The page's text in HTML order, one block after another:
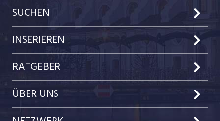
SUCHEN
Kanton Luzern
Kanton Zug
Kanton Nidwalden
Kanton Obwalden
INSERIEREN
Preise & Leistungen
Kundenlogin
Einzelinserat disponieren
RATGEBER
Job-News
Job-Tipps
ÜBER UNS